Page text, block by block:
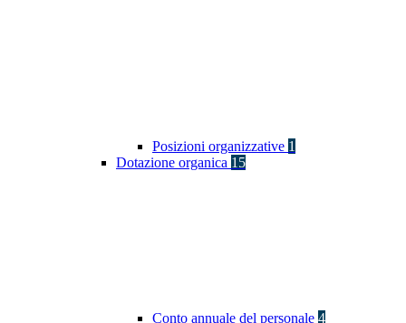
Posizioni organizzative 1
Dotazione organica 15
Conto annuale del personale 4